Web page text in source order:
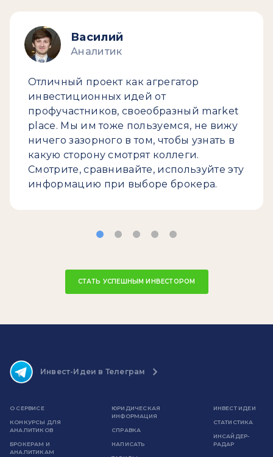
Василий
Аналитик
Отличный проект как агрегатор
инвестиционных идей от
профучастников, своеобразный market
place. Мы им тоже пользуемся, не вижу
ничего зазорного в том, чтобы узнать в
какую сторону смотрят коллеги.
Смотрите, сравнивайте, используйте эту
информацию при выборе брокера.
СТАТЬ УСПЕШНЫМ ИНВЕСТОРОМ
Инвест-Идеи в Телеграм
О СЕРВИСЕ
КОНКУРСЫ ДЛЯ
АНАЛИТИКОВ
БРОКЕРАМ И
АНАЛИТИКАМ
ЮРИДИЧЕСКАЯ
ИНФОРМАЦИЯ
СПРАВКА
НАПИСАТЬ
ИНВЕСТ ИДЕИ
СТАТИСТИКА
ИНСАЙДЕР-
РАДАР